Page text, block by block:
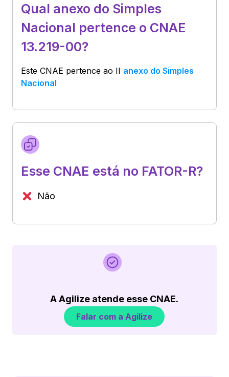
Qual anexo do Simples
Nacional pertence o CNAE
13.219-00?
Este CNAE pertence ao II anexo do Simples
Nacional
Esse CNAE está no FATOR-R?
Não
A Agilize atende esse CNAE.
Falar com a Agilize